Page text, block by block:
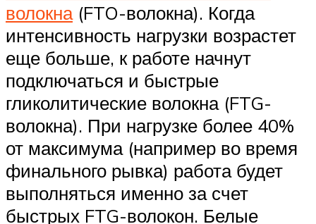
волокна(FTO-волокна). Когда
интенсивность нагрузки возрастет
еще больше, к работе начнут
подключаться и быстрые
гликолитические волокна (FTG-
волокна). При нагрузке более 40%
от максимума (например во время
финального рывка) работа будет
выполняться именно за счет
быстрых FTG-волокон. Белые